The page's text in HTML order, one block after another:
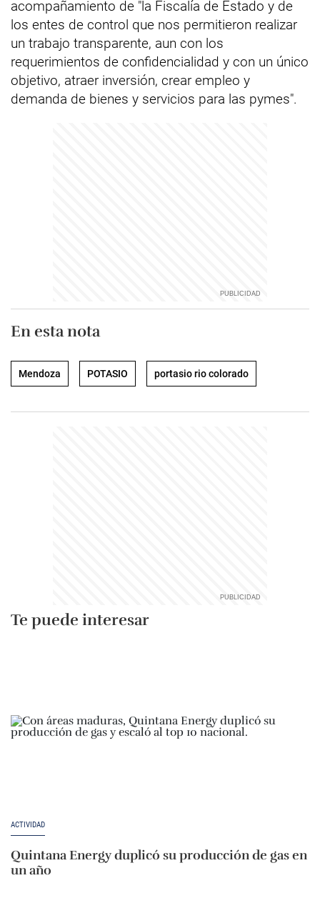
acompañamiento de "la Fiscalía de Estado y de
los entes de control que nos permitieron realizar
un trabajo transparente, aun con los
requerimientos de confidencialidad y con un único
objetivo, atraer inversión, crear empleo y
demanda de bienes y servicios para las pymes".
En esta nota
Mendoza POTASIO portasio rio colorado
Te puede interesar
ACTIVIDAD
Quintana Energy duplicó su producción de gas en
un año